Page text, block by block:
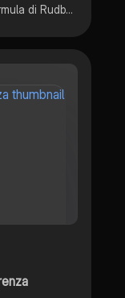
Appunti di fisica sull’atomo i Bohr (formula di Rudberg, modello atomico, formula del raggio delle orbitali, energia di un’orbitale, numeri quantici e configurazione elettronica, raggi X, esperimento di Franck-Hertz)